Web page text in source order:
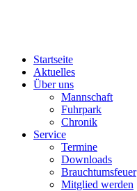
Startseite
Aktuelles
Über uns
Mannschaft
Fuhrpark
Chronik
Service
Termine
Downloads
Brauchtumsfeuer
Mitglied werden